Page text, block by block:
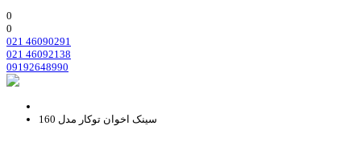
0
0
021 46090291
021 46092138
09192648990
سینک اخوان توکار مدل 160